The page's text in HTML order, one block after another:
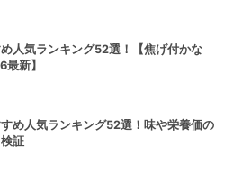
人気ランキング52選！【焦げ付かな
新】
め人気ランキング52選！味や栄養価の
証